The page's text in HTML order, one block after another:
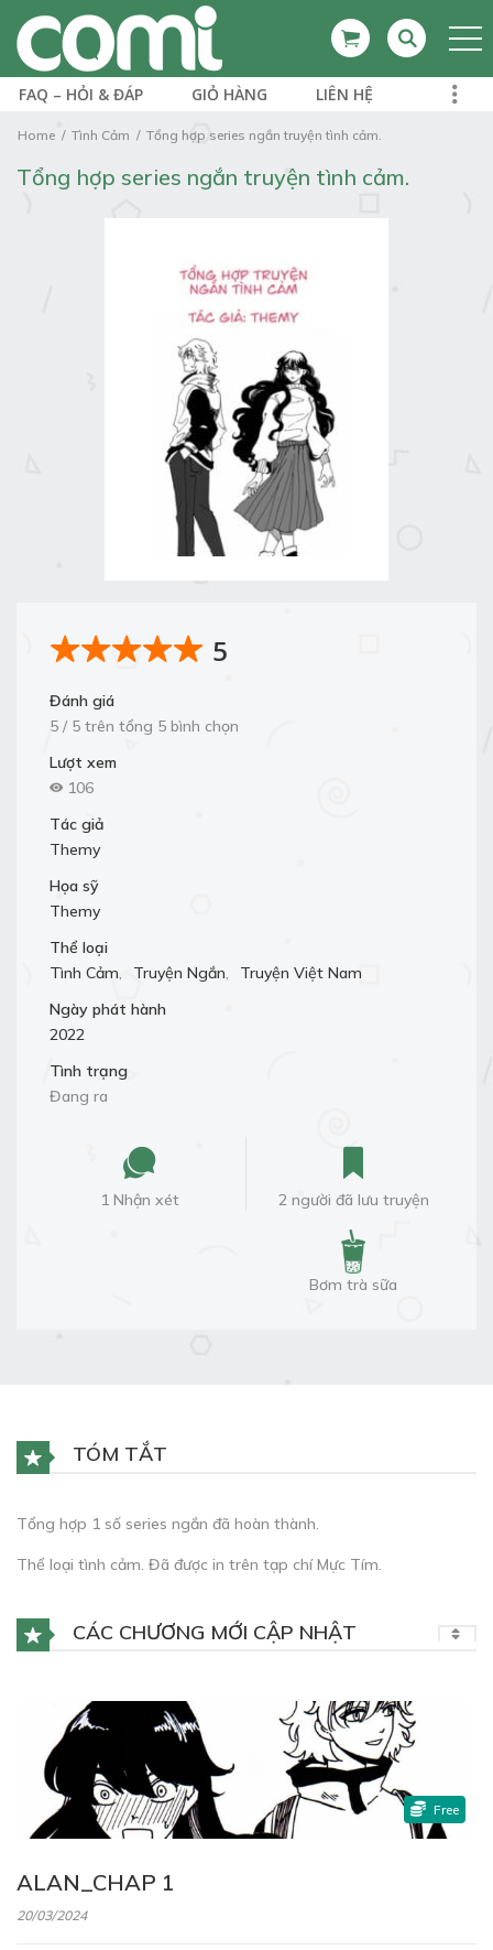
FAQ – HỎI & ĐÁP GIỎ HÀNG LIÊN HỆ
Home Tình Cảm Tổng hợp series ngắn truyện tình cảm.
Tổng hợp series ngắn truyện tình cảm.
5
Đánh giá
5 / 5 trên tổng 5 bình chọn
Lượt xem
106
Tác giả
Themy
Họa sỹ
Themy
Thể loại
Tình Cảm, Truyện Ngắn,
Truyện Việt Nam
Ngày phát hành
2022
Tình trạng
Đang ra
1 Nhận xét 2 người đã lưu truyện
Bơm trà sữa
TÓM TẮT
Tổng hợp 1 số series ngắn đã hoàn thành.
Thể loại tình cảm. Đã được in trên tạp chí Mực Tím.
CÁC CHƯƠNG MỚI CẬP NHẬT
ALAN_CHAP 1
20/03/2024
Free